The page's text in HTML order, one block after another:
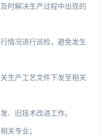
时解决生产过程中出现的
情况进行巡检，避免发生
生产工艺文件下发至相关
、旧技术改进工作。
关专业；